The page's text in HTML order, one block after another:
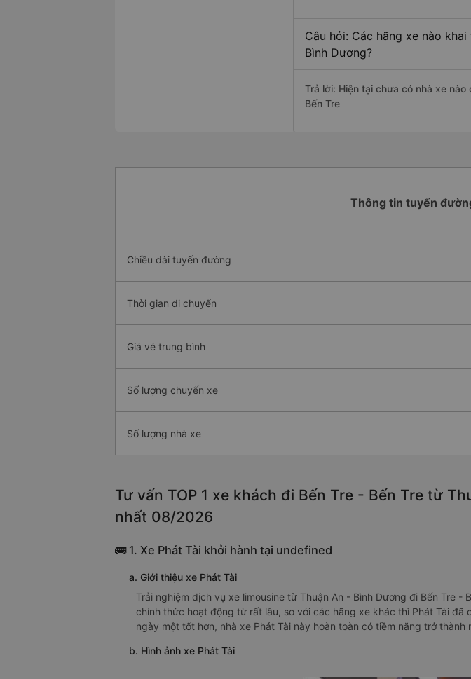
Câu hỏi: Các hãng xe nào
Bình Dương?
Trả lời: Hiện tại chưa có nhà xe
Bến Tre
Thông tin tuyến
Chiều dài tuyến đường
Thời gian di chuyển
Giá vé trung bình
Số lượng chuyến xe
Số lượng nhà xe
Tư vấn TOP 1 xe khách đi Bến Tre - Bến Tre từ
nhất 08/2026
🚌 1. Xe Phát Tài khởi hành tại undefined
a. Giới thiệu xe Phát Tài
Trải nghiệm dịch vụ xe limousine từ Thuận An - Bình Dương đi Bến Tre
chính thức hoạt động từ rất lâu, so với các hãng xe khác thì Phát Tài
ngày một tốt hơn, nhà xe Phát Tài này hoàn toàn có tiềm năng trở
b. Hình ảnh xe Phát Tài